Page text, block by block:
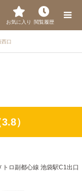
お気に入り 閲覧履歴
西口
）
ロ副都心線 池袋駅C1出口